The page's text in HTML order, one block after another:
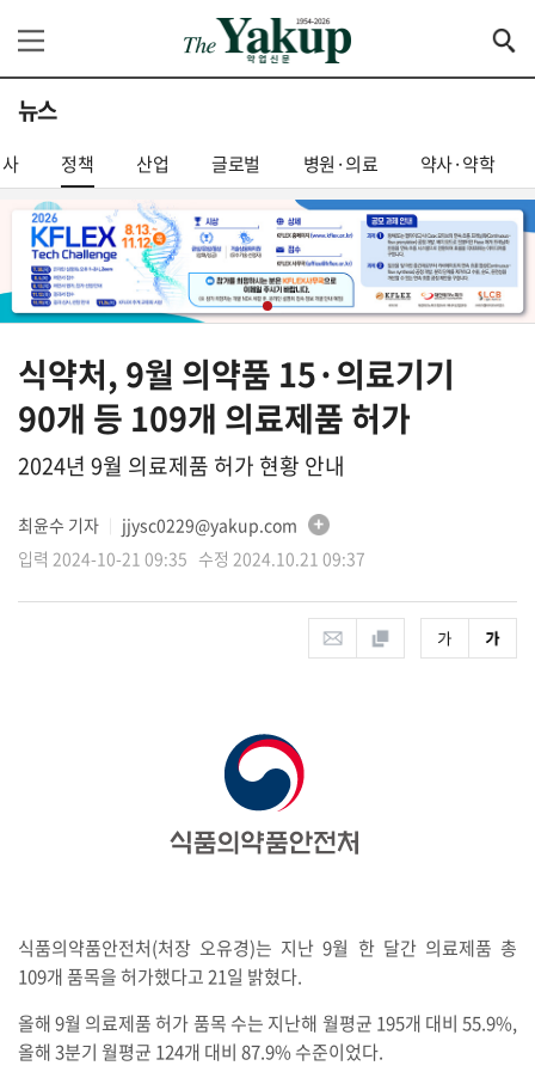
뉴스
정책 산업 글로벌 병원·의료 약사·약학
식약처, 9월 의약품 15·의료기기
90개 등 109개 의료제품 허가
2024년 9월 의료제품 허가 현황 안내
최윤수 기자
jjysc0229@yakup.com
입력 2024-10-21 09:35 수정 2024.10.21 09:37
식품의약품안전처(처장 오유경)는 지난 9월 한 달간 의료제품 총
109개 품목을 허가했다고 21일 밝혔다.
올해 9월 의료제품 허가 품목 수는 지난해 월평균 195개 대비 55.9%,
올해 3분기 월평균 124개 대비 87.9% 수준이었다.